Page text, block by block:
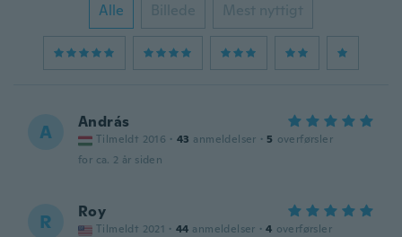
Alle Billede Mest nyttigt
A András
Tilmeldt 2016 · 43 anmeldelser · 5 overførsler
for ca. 2 år siden
R Roy
Tilmeldt 2021 · 44 anmeldelser · 4 overførsler